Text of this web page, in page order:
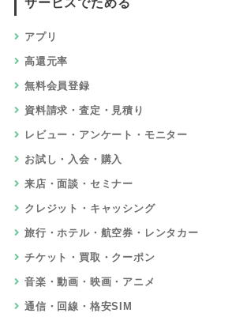
サービスでためる
アプリ
高還元率
無料会員登録
資料請求・査定・見積り
レビュー・アンケート・モニター
お試し・入会・購入
来店・面談・セミナー
クレジット・キャッシング
旅行・ホテル・航空券・レンタカー
チケット・買取・クーポン
音楽・動画・映画・アニメ
通信・回線・格安SIM